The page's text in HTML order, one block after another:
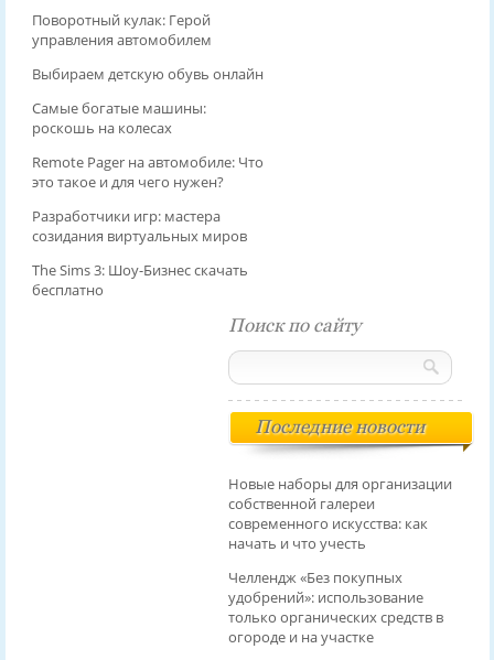
Поворотный кулак: Герой
управления автомобилем
Выбираем детскую обувь онлайн
Самые богатые машины:
роскошь на колесах
Remote Pager на автомобиле: Что
это такое и для чего нужен?
Разработчики игр: мастера
созидания виртуальных миров
The Sims 3: Шоу-Бизнес скачать
бесплатно
Поиск по сайту
Последние новости
Новые наборы для организации
собственной галереи
современного искусства: как
начать и что учесть
Челлендж «Без покупных
удобрений»: использование
только органических средств в
огороде и на участке